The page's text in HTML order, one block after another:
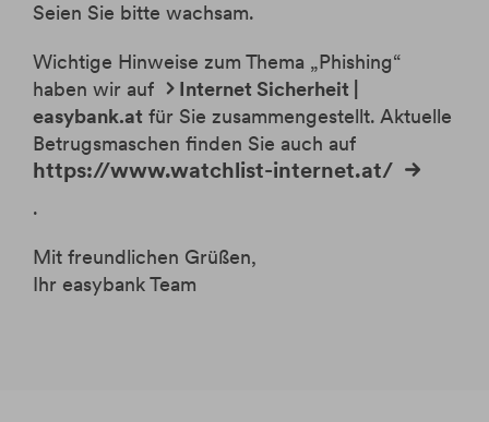
Seien Sie bitte wachsam.
Wichtige Hinweise zum Thema „Phishing“
haben wir auf
Internet Sicherheit |
easybank.at für Sie zusammengestellt. Aktuelle
Betrugsmaschen finden Sie auch auf
https://www.watchlist-internet.at/
.
Mit freundlichen Grüßen,
Ihr easybank Team